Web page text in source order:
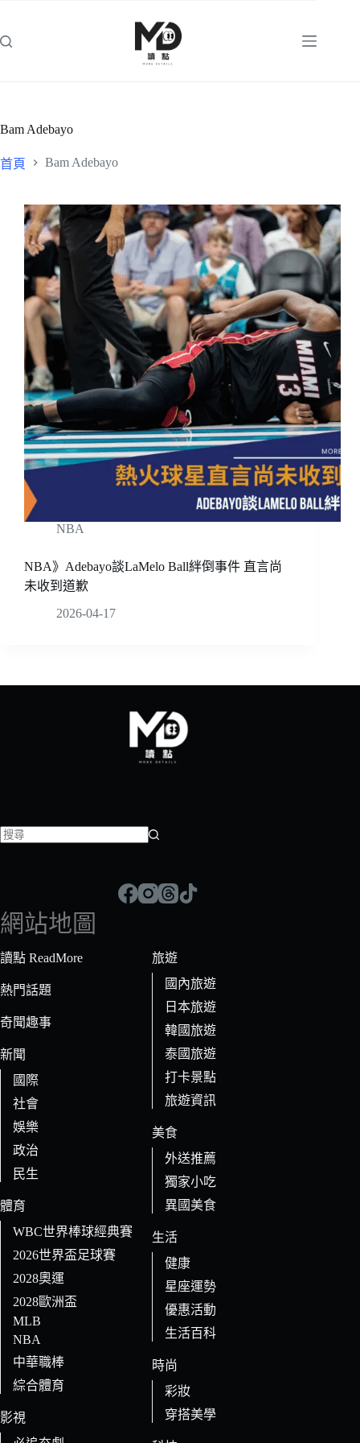
主
Bam Adebayo
首頁 Bam Adebayo
NBA
NBA》Adebayo談LaMelo Ball絆倒事件 直言尚
未收到道歉
2026-04-17
符
合
條
的
果
網站地圖
讀點 ReadMore
熱門話題
奇聞趣事
新聞
國際
社會
娛樂
政治
民生
體育
WBC世界棒球經典賽
2026世界盃足球賽
2028奧運
2028歐洲盃
MLB
NBA
中華職棒
綜合體育
影視
旅遊
國內旅遊
日本旅遊
韓國旅遊
泰國旅遊
打卡景點
旅遊資訊
美食
外送推薦
獨家小吃
異國美食
生活
健康
星座運勢
優惠活動
生活百科
時尚
彩妝
穿搭美學